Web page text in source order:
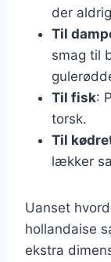
der
Til
smag til
Til fisk:
torsk.
Til
lækker
Uanset
hollandaise
ekstra